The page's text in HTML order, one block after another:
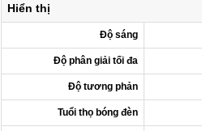
Hiển thị
Độ sáng
Độ phân giải tối đa
Độ tương phản
Tuổi thọ bóng đèn